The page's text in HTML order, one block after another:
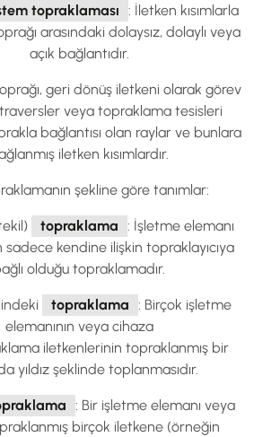
topraklaması : İletken kısımlarla
arasındaki dolaysız, dolaylı veya
açık bağlantıdır.
geri dönüş iletkeni olarak görev
veya topraklama tesisleri
bağlantısı olan raylar ve bunlara
iletken kısımlardır.
şekline göre tanımlar:
topraklama : İşletme elemanı
sadece kendine ilişkin topraklayıcıya
olduğu topraklamadır.
topraklama : Birçok işletme
elemanının veya cihaza
iletkenlerinin topraklanmış bir
yıldız şeklinde toplanmasıdır.
: Bir işletme elemanı veya
birçok iletkene (örneğin